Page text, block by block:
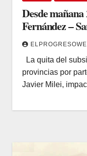
Desde
Fernández –
La quita del
provincias por
Javier Milei,